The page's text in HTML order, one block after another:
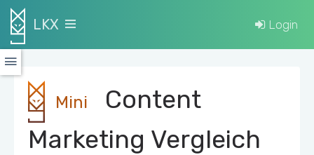
LKX Login
Mini
Content
Marketing Vergleich